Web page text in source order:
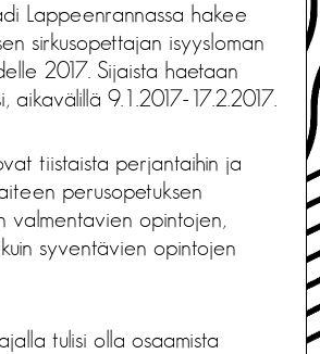
Lappeenrannassa hakee
sirkusopettajan isyysloman
2017. Sijaista haetaan
aikavälillä 9.1.2017-17.2.2017.
tiistaista perjantaihin ja
perusopetuksen
valmentavien opintojen,
syventävien opintojen
tulisi olla osaamista